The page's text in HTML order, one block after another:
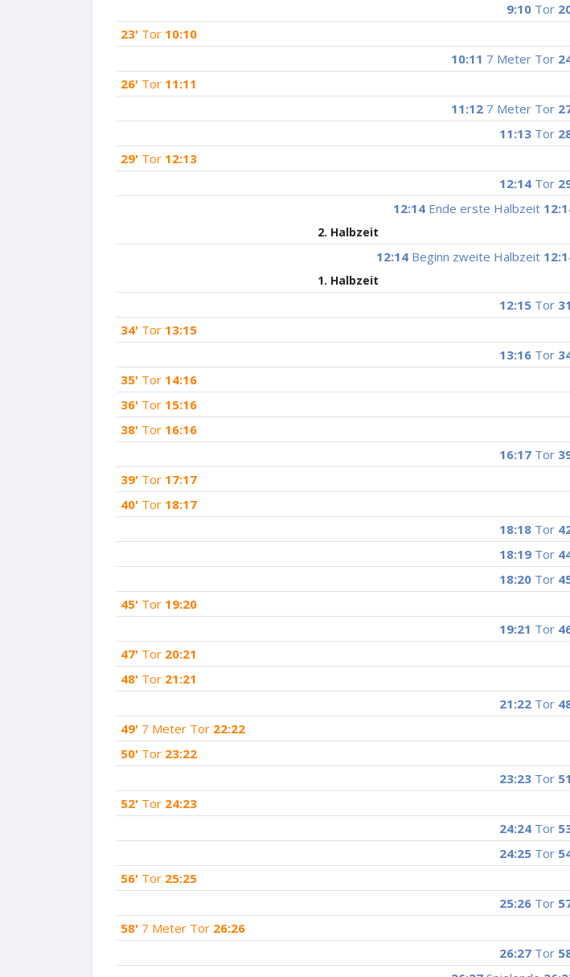
9:10 Tor
23' Tor 10:10
10:11 7 Meter Tor
26' Tor 11:11
11:12 7 Meter Tor
11:13 Tor
29' Tor 12:13
12:14 Tor
12:14 Ende erste Halbzeit
2. Halbzeit
12:14 Beginn zweite Halbzeit
1. Halbzeit
12:15 Tor
34' Tor 13:15
13:16 Tor
35' Tor 14:16
36' Tor 15:16
38' Tor 16:16
16:17 Tor
39' Tor 17:17
40' Tor 18:17
18:18 Tor
18:19 Tor
18:20 Tor
45' Tor 19:20
19:21 Tor
47' Tor 20:21
48' Tor 21:21
21:22 Tor
49' 7 Meter Tor 22:22
50' Tor 23:22
23:23 Tor
52' Tor 24:23
24:24 Tor
24:25 Tor
56' Tor 25:25
25:26 Tor
58' 7 Meter Tor 26:26
26:27 Tor